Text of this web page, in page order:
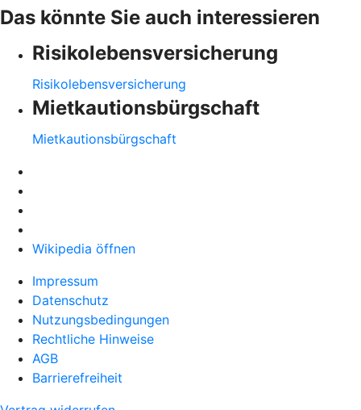
Das könnte Sie auch interessieren
Risikolebensversicherung
Risikolebensversicherung
Mietkautionsbürgschaft
Mietkautionsbürgschaft
Wikipedia öffnen
Impressum
Datenschutz
Nutzungsbedingungen
Rechtliche Hinweise
AGB
Barrierefreiheit